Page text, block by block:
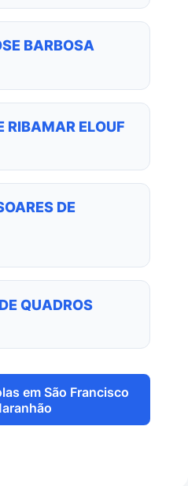
BARBOSA
RIBAMAR ELOUF
DE
QUADROS
em São Francisco